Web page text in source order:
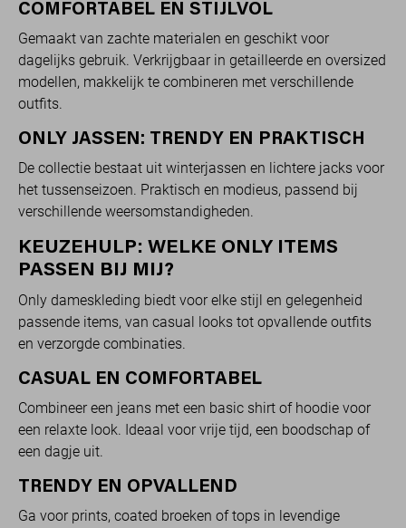
COMFORTABEL EN STIJLVOL
Gemaakt van zachte materialen en geschikt voor
dagelijks gebruik. Verkrijgbaar in getailleerde en oversized
modellen, makkelijk te combineren met verschillende
outfits.
ONLY JASSEN: TRENDY EN PRAKTISCH
De collectie bestaat uit winterjassen en lichtere jacks voor
het tussenseizoen. Praktisch en modieus, passend bij
verschillende weersomstandigheden.
KEUZEHULP: WELKE ONLY ITEMS
PASSEN BIJ MIJ?
Only dameskleding biedt voor elke stijl en gelegenheid
passende items, van casual looks tot opvallende outfits
en verzorgde combinaties.
CASUAL EN COMFORTABEL
Combineer een jeans met een basic shirt of hoodie voor
een relaxte look. Ideaal voor vrije tijd, een boodschap of
een dagje uit.
TRENDY EN OPVALLEND
Ga voor prints, coated broeken of tops in levendige